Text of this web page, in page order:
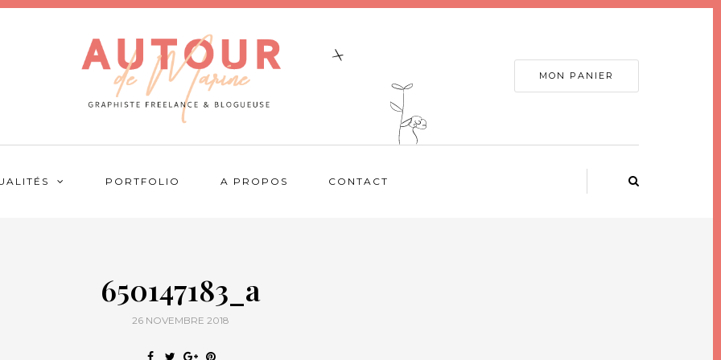
MON PANIER
PORTFOLIO A PROPOS CONTACT
650147183_a
26 NOVEMBRE 2018